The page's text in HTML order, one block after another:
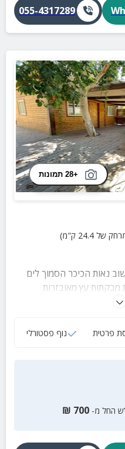
055-4317289
+28 תמונות
של 24.4 ק"מ)
נאות הכיכר הסמוך לים
עץ מאובזרות
פינות ישיבה, מדשאות
פרטית נוף פסטורלי
החל מ- 700
₪